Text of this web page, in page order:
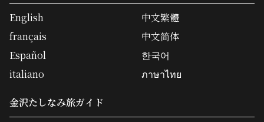
English
français
Español
italiano
中文繁體
中文简体
한국어
ภาษาไทย
金沢たしなみ旅ガイド